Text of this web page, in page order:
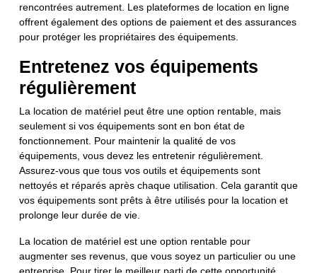
rencontrées autrement. Les plateformes de location en ligne
offrent également des options de paiement et des assurances
pour protéger les propriétaires des équipements.
Entretenez vos équipements
régulièrement
La location de matériel peut être une option rentable, mais
seulement si vos équipements sont en bon état de
fonctionnement. Pour maintenir la qualité de vos
équipements, vous devez les entretenir régulièrement.
Assurez-vous que tous vos outils et équipements sont
nettoyés et réparés après chaque utilisation. Cela garantit que
vos équipements sont prêts à être utilisés pour la location et
prolonge leur durée de vie.
La location de matériel est une option rentable pour
augmenter ses revenus, que vous soyez un particulier ou une
entreprise. Pour tirer le meilleur parti de cette opportunité,